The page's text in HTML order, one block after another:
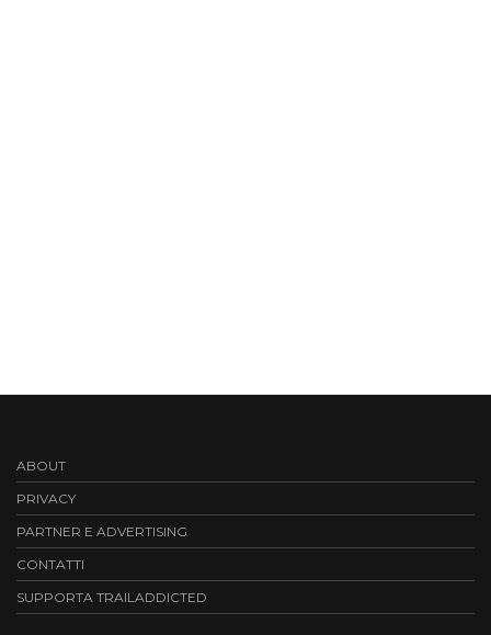
ABOUT
PRIVACY
PARTNER E ADVERTISING
CONTATTI
SUPPORTA TRAILADDICTED